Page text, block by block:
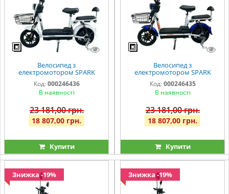
Велосипед з
електромотором SPARK
BUDDY 14" 48V/500W/12Ah
Білий
Код: 000246436
В наявності
23 181,00 грн.
18 807,00 грн.
Купити
Велосипед з
електромотором SPARK
BUDDY 14" 48V/500W/12Ah
Темно-синій
Код: 000246435
В наявності
23 181,00 грн.
18 807,00 грн.
Купити
Знижка -19% Знижка -19%